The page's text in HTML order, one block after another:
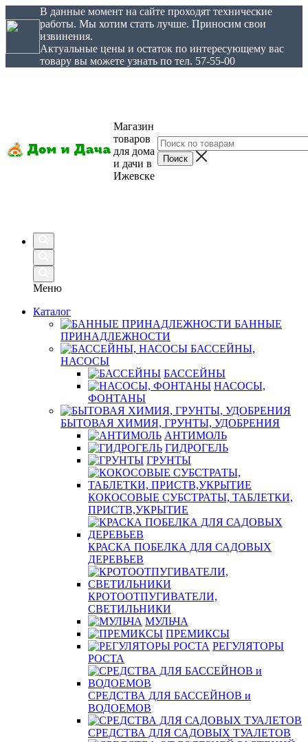
В данные момент на сайте проходят технические
работы. Мы хотим стать лучше. Приносим свои
извинения.
Актуальные цены и остаток по интересующему вас
товару вы можете узнать по тел. 57-55-00
Магазин
товаров
для дома
и дачи в
Ижевске
Меню
Каталог
БАННЫЕ
ПРИНАДЛЕЖНОСТИ
БАССЕЙНЫ,
НАСОСЫ
БАССЕЙНЫ
НАСОСЫ,
ФОНТАНЫ
БЫТОВАЯ ХИМИЯ, ГРУНТЫ, УДОБРЕНИЯ
АНТИМОЛЬ
ГИДРОГЕЛЬ
ГРУНТЫ
КОКОСОВЫЕ СУБСТРАТЫ, ТАБЛЕТКИ,
ПРИСТВ,УКРЫТИЕ
КРАСКА ПОБЕЛКА ДЛЯ САДОВЫХ
ДЕРЕВЬЕВ
КРОТООТПУГИВАТЕЛИ,
СВЕТИЛЬНИКИ
МУЛЬЧА
ПРЕМИКСЫ
РЕГУЛЯТОРЫ
РОСТА
СРЕДСТВА ДЛЯ БАССЕЙНОВ и
ВОДОЕМОВ
СРЕДСТВА ДЛЯ САДОВЫХ ТУАЛЕТОВ